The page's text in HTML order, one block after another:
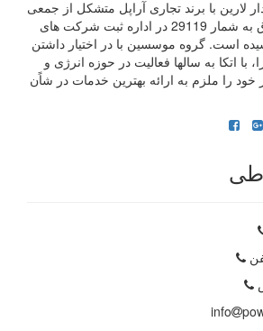
لارین با برند تجاری آراپل متشکل از جمعی
از مهندسین پویا و خلاق به شمار 29119 در اداره ثبت شرکت های
است. گروه موسسین با در اختیار داشتن
اتکا به سالها فعالیت در حوزه انرژی و
را ملزم به ارائه بهترین خدمات در شاًن
info